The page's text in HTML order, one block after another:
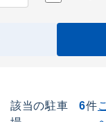
該当の駐車
6件